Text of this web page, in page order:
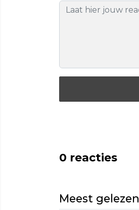
0 reacties
Meest gelezen